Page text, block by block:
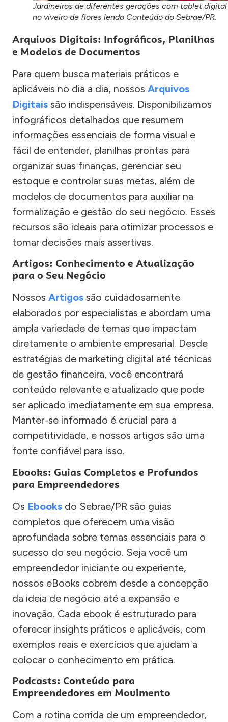
Jardineiros de diferentes gerações com tablet digital
no viveiro de flores lendo Conteúdo do Sebrae/PR.
Arquivos Digitais: Infográficos, Planilhas
e Modelos de Documentos
Para quem busca materiais práticos e
aplicáveis no dia a dia, nossos Arquivos
Digitais são indispensáveis. Disponibilizamos
infográficos detalhados que resumem
informações essenciais de forma visual e
fácil de entender, planilhas prontas para
organizar suas finanças, gerenciar seu
estoque e controlar suas metas, além de
modelos de documentos para auxiliar na
formalização e gestão do seu negócio. Esses
recursos são ideais para otimizar processos e
tomar decisões mais assertivas.
Artigos: Conhecimento e Atualização
para o Seu Negócio
Nossos Artigos são cuidadosamente
elaborados por especialistas e abordam uma
ampla variedade de temas que impactam
diretamente o ambiente empresarial. Desde
estratégias de marketing digital até técnicas
de gestão financeira, você encontrará
conteúdo relevante e atualizado que pode
ser aplicado imediatamente em sua empresa.
Manter-se informado é crucial para a
competitividade, e nossos artigos são uma
fonte confiável para isso.
Ebooks: Guias Completos e Profundos
para Empreendedores
Os Ebooks do Sebrae/PR são guias
completos que oferecem uma visão
aprofundada sobre temas essenciais para o
sucesso do seu negócio. Seja você um
empreendedor iniciante ou experiente,
nossos eBooks cobrem desde a concepção
da ideia de negócio até a expansão e
inovação. Cada ebook é estruturado para
oferecer insights práticos e aplicáveis, com
exemplos reais e exercícios que ajudam a
colocar o conhecimento em prática.
Podcasts: Conteúdo para
Empreendedores em Movimento
Com a rotina corrida de um empreendedor,